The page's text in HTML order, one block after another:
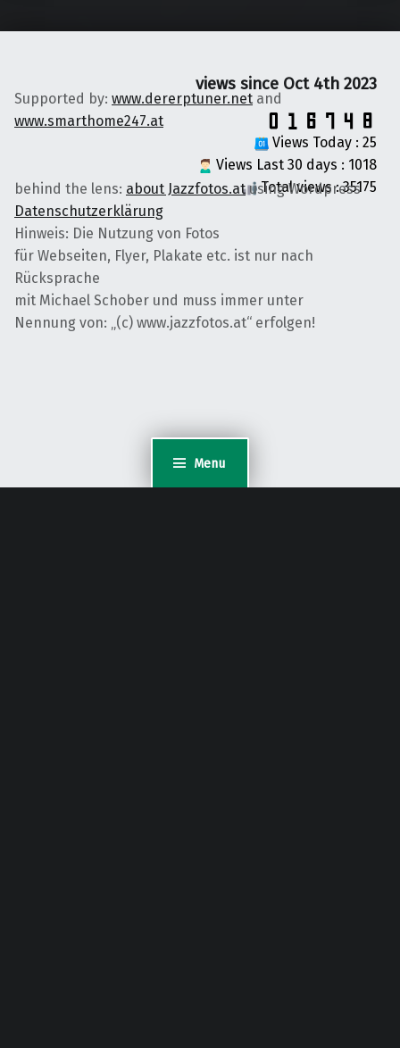
Menu
Supported by: www.dererptuner.net and
www.smarthome247.at
behind the lens: about Jazzfotos.atusing Wordpress
Datenschutzerklärung
Hinweis: Die Nutzung von Fotos
für Webseiten, Flyer, Plakate etc. ist nur nach
Rücksprache
mit Michael Schober und muss immer unter
Nennung von: „(c) www.jazzfotos.at“ erfolgen!
views since Oct 4th 2023
Views Today : 25
Views Last 30 days : 1018
Total views : 35175